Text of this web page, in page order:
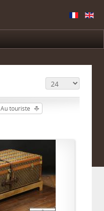
Au touriste